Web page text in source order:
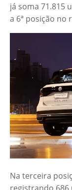
já soma 71.815
a 6ª posição no
Na terceira